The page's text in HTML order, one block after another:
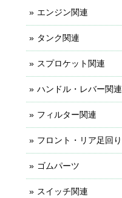
エンジン関連
タンク関連
スプロケット関連
ハンドル・レバー関連
フィルター関連
フロント・リア足回り
ゴムパーツ
スイッチ関連